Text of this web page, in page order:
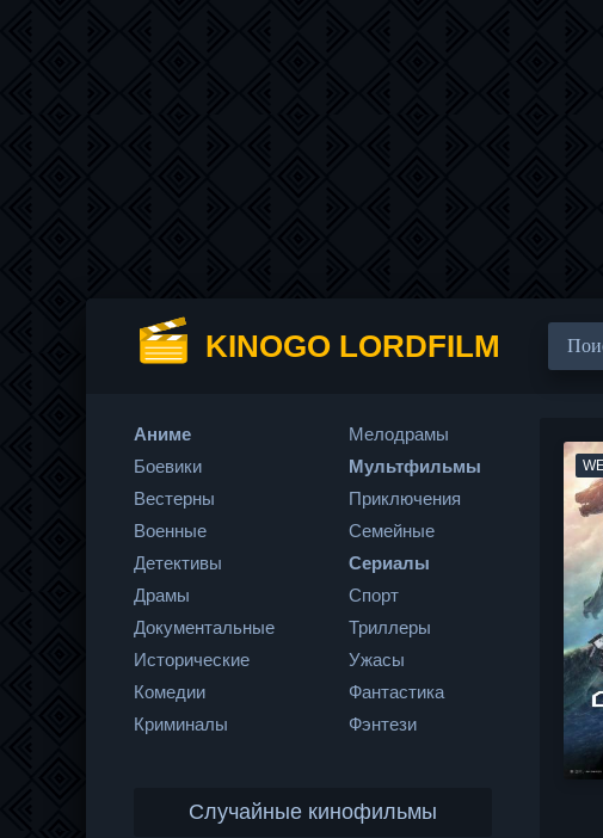
KINOGO LORDFILM
Аниме
Боевики
Вестерны
Военные
Детективы
Драмы
Документальные
Исторические
Комедии
Криминалы
Мелодрамы
Мультфильмы
Приключения
Семейные
Сериалы
Спорт
Триллеры
Ужасы
Фантастика
Фэнтези
Случайные кинофильмы